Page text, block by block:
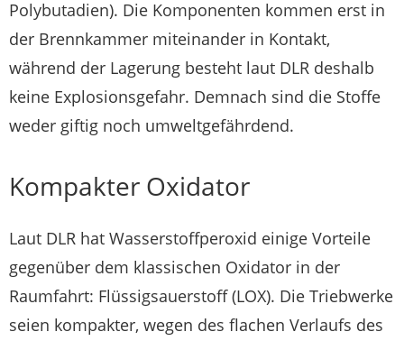
Polybutadien). Die Komponenten kommen erst in
der Brennkammer miteinander in Kontakt,
während der Lagerung besteht laut DLR deshalb
keine Explosionsgefahr. Demnach sind die Stoffe
weder giftig noch umweltgefährdend.
Kompakter Oxidator
Laut DLR hat Wasserstoffperoxid einige Vorteile
gegenüber dem klassischen Oxidator in der
Raumfahrt: Flüssigsauerstoff (LOX). Die Triebwerke
seien kompakter, wegen des flachen Verlaufs des